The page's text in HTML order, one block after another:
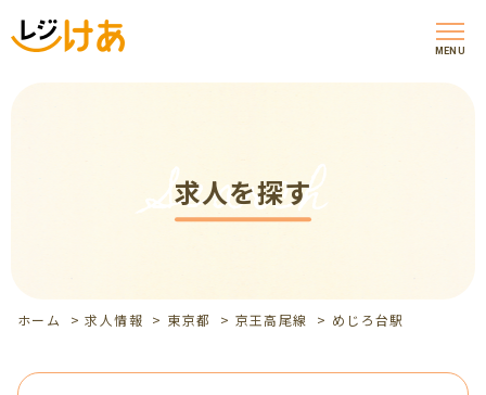
MENU
求人を探す
Search
ホーム >求人情報 > 東京都 > 京王高尾線 > めじろ台駅